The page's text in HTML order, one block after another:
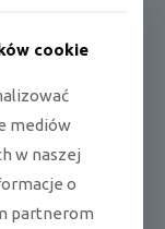
ścienny Rotenso
cookie
mediów
w naszej
o
partnerom